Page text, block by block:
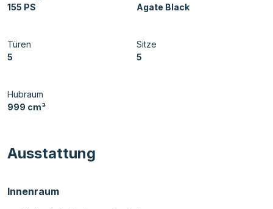
155 PS
Agate Black
Türen
5
Sitze
5
Hubraum
999 cm³
Ausstattung
Innenraum